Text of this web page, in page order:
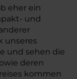
eher ein
und
unseres
und sehen die
deren
kommen